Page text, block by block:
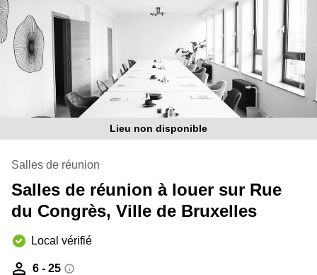
Ixelles
Coworking
Namur
Coworking
Tournai
Salle de
Bruxelles
Lieu non disponible
Salles de réunion
Salles de réunion à louer sur Rue
du Congrès, Ville de Bruxelles
Local vérifié
6 - 25